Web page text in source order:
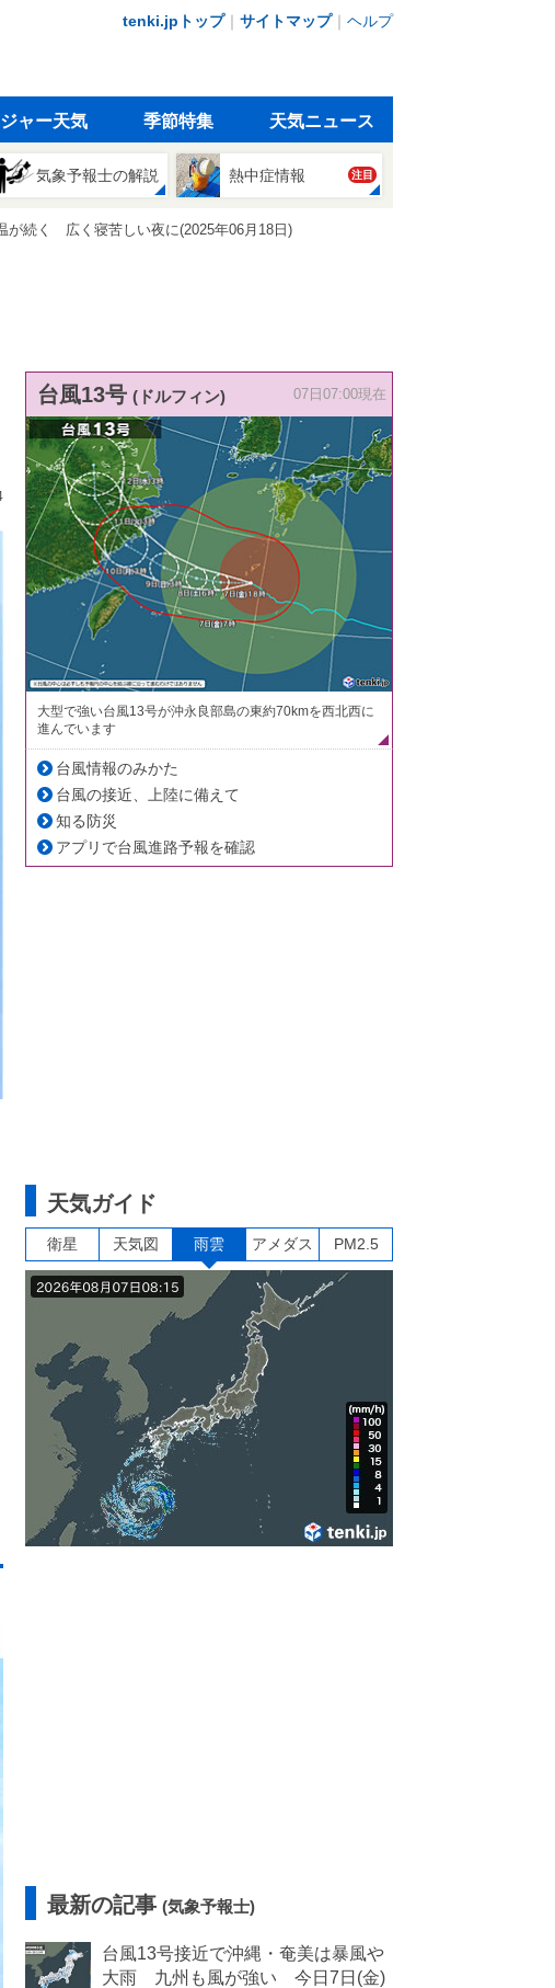
tenki.jpトップ｜ サイトマップ｜ ヘルプ
ャー天気 季節特集 天気ニュース
気象予報士の解説 熱中症情報 注目
が続く 広く寝苦しい夜に(2025年06月18日)
台風13号 (ドルフィン) 07日07:00現在
大型で強い台風13号が沖永良部島の東約70kmを西北西に
進んでいます
台風情報のみかた
台風の接近、上陸に備えて
知る防災
アプリで台風進路予報を確認
天気ガイド
衛星 天気図 雨雲 アメダス PM2.5
最新の記事 (気象予報士)
台風13号接近で沖縄・奄美は暴風や
大雨 九州も風が強い 今日7日(金)